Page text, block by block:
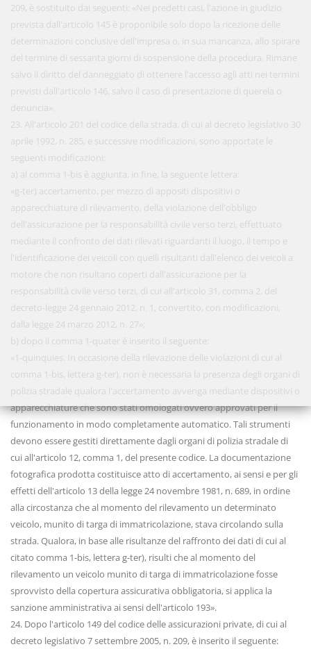
209, è sostituito dai seguenti: «Nei predetti casi, l'azione in giudizio
prevista dall'articolo 145 è proponibile solo dopo la ricezione delle
determinazioni conclusive dell'impresa o, in sua mancanza, allo spirare
del termine di sessanta giorni di sospensione della procedura. Rimane
salvo il diritto del danneggiato di ottenere l'accesso agli atti nei termini
previsti dall'articolo 146, salvo il caso di presentazione di querela o
denuncia».
23. All'articolo 201 del codice della strada, di cui al decreto legislativo 30
aprile 1992, n. 285, e successive modificazioni, sono apportate le
seguenti modificazioni:
a) al comma 1-bis è aggiunta, in fine, la seguente lettera:
«g-ter) accertamento, per mezzo di appositi dispositivi o
apparecchiature di rilevamento, della violazione dell'obbligo
dell'assicurazione per la responsabilità civile verso terzi, effettuato
mediante il confronto dei dati rilevati riguardanti il luogo, il tempo e
l'identificazione dei veicoli con quelli risultanti dall'elenco dei veicoli a
motore che non risultano coperti dall'assicurazione per la
responsabilità civile verso terzi, di cui all'articolo 31, comma 2, del
decreto-legge 24 gennaio 2012, n. 1, convertito, con modificazioni,
dalla legge 24 marzo 2012, n. 27»;
b) dopo il comma 1-quater è inserito il seguente:
«1-quinquies. In occasione della rilevazione delle violazioni di cui al
comma 1-bis, lettera g-ter), non è necessaria la presenza degli organi di
polizia stradale qualora l'accertamento avvenga mediante dispositivi o
apparecchiature che sono stati omologati ovvero approvati per il
funzionamento in modo completamente automatico. Tali strumenti
devono essere gestiti direttamente dagli organi di polizia stradale di
cui all'articolo 12, comma 1, del presente codice. La documentazione
fotografica prodotta costituisce atto di accertamento, ai sensi e per gli
effetti dell'articolo 13 della legge 24 novembre 1981, n. 689, in ordine
alla circostanza che al momento del rilevamento un determinato
veicolo, munito di targa di immatricolazione, stava circolando sulla
strada. Qualora, in base alle risultanze del raffronto dei dati di cui al
citato comma 1-bis, lettera g-ter), risulti che al momento del
rilevamento un veicolo munito di targa di immatricolazione fosse
sprovvisto della copertura assicurativa obbligatoria, si applica la
sanzione amministrativa ai sensi dell'articolo 193».
24. Dopo l'articolo 149 del codice delle assicurazioni private, di cui al
decreto legislativo 7 settembre 2005, n. 209, è inserito il seguente: